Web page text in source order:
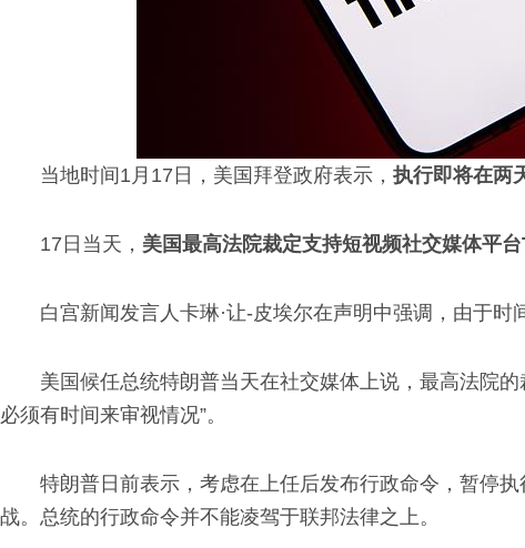
当地时间1月17日，美国拜登政府表示， 执行即将在两
17日当天， 美国最高法院裁定支持短视频社交媒体平台
白宫新闻发言人卡琳·让-皮埃尔在声明中强调，由于
美国候任总统特朗普当天在社交媒体上说，最高法院
必须有时间来审视情况”。
特朗普日前表示，考虑在上任后发布行政命令，暂停
战。总统的行政命令并不能凌驾于联邦法律之上。